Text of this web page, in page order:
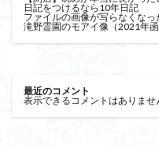
日記をつけるなら10年日記
ファイルの画像が写らなくなっ
滝野霊園のモアイ像（2021年函
最近のコメント
表示できるコメントはありませ